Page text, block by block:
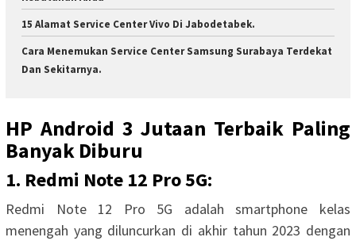
15 Alamat Service Center Vivo Di Jabodetabek.
Cara Menemukan Service Center Samsung Surabaya Terdekat
Dan Sekitarnya.
HP Android 3 Jutaan Terbaik Paling
Banyak Diburu
1. Redmi Note 12 Pro 5G:
Redmi Note 12 Pro 5G adalah smartphone kelas
menengah yang diluncurkan di akhir tahun 2023 dengan